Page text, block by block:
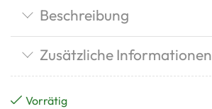
Beschreibung
Zusätzliche Informationen
Vorrätig